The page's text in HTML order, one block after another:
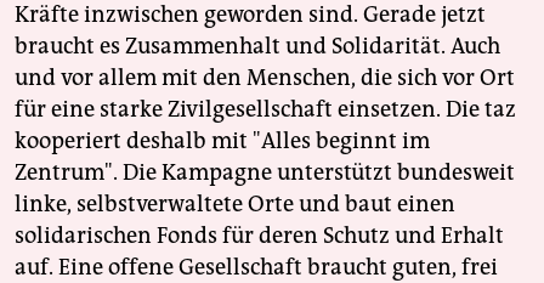
Kräfte inzwischen geworden sind. Gerade jetzt
braucht es Zusammenhalt und Solidarität. Auch
und vor allem mit den Menschen, die sich vor Ort
für eine starke Zivilgesellschaft einsetzen. Die taz
kooperiert deshalb mit "Alles beginnt im
Zentrum". Die Kampagne unterstützt bundesweit
linke, selbstverwaltete Orte und baut einen
solidarischen Fonds für deren Schutz und Erhalt
auf. Eine offene Gesellschaft braucht guten, frei